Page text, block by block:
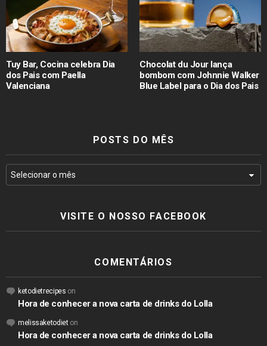
Tuy Bar, Cocina celebra Dia
dos Pais com Paella
Valenciana
Chocolat du Jour lança
bombom com Johnnie Walker
Blue Label para o Dia dos Pais
POSTS DO MÊS
VISITE O NOSSO FACEBOOK
COMENTÁRIOS
ketodietrecipes on
Hora de conhecer a nova carta de drinks do Lolla
melissaketodieton
Hora de conhecer a nova carta de drinks do Lolla